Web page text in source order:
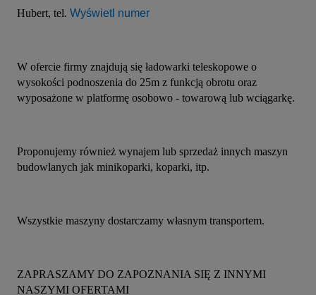
Hubert, tel. Wyświetl numer
W ofercie firmy znajdują się ładowarki teleskopowe o
wysokości podnoszenia do 25m z funkcją obrotu oraz
wyposażone w platformę osobowo - towarową lub wciągarkę.
Proponujemy również wynajem lub sprzedaż innych maszyn
budowlanych jak minikoparki, koparki, itp.
Wszystkie maszyny dostarczamy własnym transportem.
ZAPRASZAMY DO ZAPOZNANIA SIĘ Z INNYMI
NASZYMI OFERTAMI